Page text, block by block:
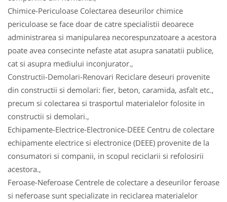
Chimice-Periculoase Colectarea deseurilor chimice
periculoase se face doar de catre specialistii deoarece
administrarea si manipularea necorespunzatoare a acestora
poate avea consecinte nefaste atat asupra sanatatii publice,
cat si asupra mediului inconjurator.,
Constructii-Demolari-Renovari Reciclare deseuri provenite
din constructii si demolari: fier, beton, caramida, asfalt etc.,
precum si colectarea si trasportul materialelor folosite in
constructii si demolari.,
Echipamente-Electrice-Electronice-DEEE Centru de colectare
echipamente electrice si electronice (DEEE) provenite de la
consumatori si companii, in scopul reciclarii si refolosirii
acestora.,
Feroase-Neferoase Centrele de colectare a deseurilor feroase
si neferoase sunt specializate in reciclarea materialelor